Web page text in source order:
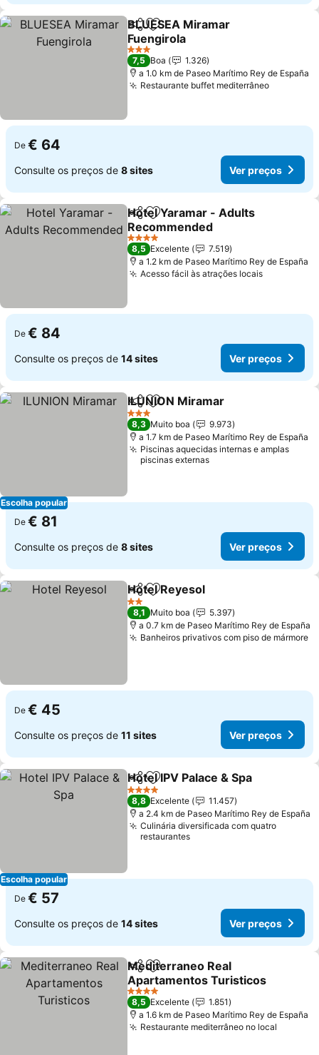
PartilharAdicionar aos favoritos
BLUESEA Miramar
Fuengirola
3 Estrelas
7,5 Boa
1.326
a 1.0 km de Paseo Marítimo Rey de España
Restaurante buffet mediterrâneo
De € 64
Consulte os preços de 8 sites Ver preços
PartilharAdicionar aos favoritos
Hotel Yaramar - Adults
Recommended
4 Estrelas
8,5 Excelente
7.519
a 1.2 km de Paseo Marítimo Rey de España
Acesso fácil às atrações locais
De € 84
Consulte os preços de 14 sites Ver preços
Escolha popular
PartilharAdicionar aos favoritos
ILUNION Miramar
3 Estrelas
8,3 Muito boa
9.973
a 1.7 km de Paseo Marítimo Rey de España
Piscinas aquecidas internas e amplas
piscinas externas
De € 81
Consulte os preços de 8 sites Ver preços
PartilharAdicionar aos favoritos
Hotel Reyesol
2 Estrelas
8,1 Muito boa
5.397
a 0.7 km de Paseo Marítimo Rey de España
Banheiros privativos com piso de mármore
De € 45
Consulte os preços de 11 sites Ver preços
Escolha popular
PartilharAdicionar aos favoritos
Hotel IPV Palace & Spa
4 Estrelas
8,8 Excelente
11.457
a 2.4 km de Paseo Marítimo Rey de España
Culinária diversificada com quatro
restaurantes
De € 57
Consulte os preços de 14 sites Ver preços
PartilharAdicionar aos favoritos
Mediterraneo Real
Apartamentos Turisticos
4 Estrelas
8,5 Excelente
1.851
a 1.6 km de Paseo Marítimo Rey de España
Restaurante mediterrâneo no local